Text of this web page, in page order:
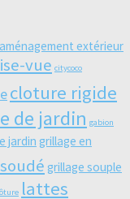
aménagement extérieur
vue citycoco
cloture rigide
de jardin gabion
jardin grillage en
grillage souple
lattes